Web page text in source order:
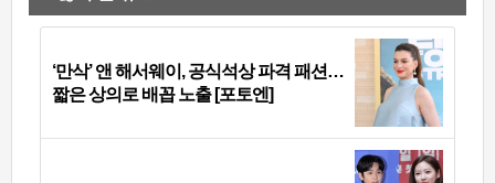
‘만삭’ 앤 해서웨이, 공식석상 파격 패션…
짧은 상의로 배꼽 노출 [포토엔]